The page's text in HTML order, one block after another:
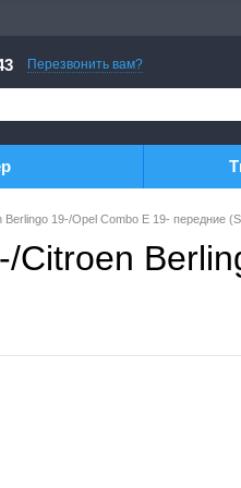
Перезвонить вам?
19-/Opel Combo E 19- передние
Citroen